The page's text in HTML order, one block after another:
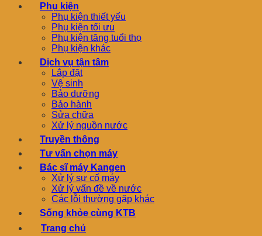
Phụ kiện
Phụ kiện thiết yếu
Phụ kiện tối ưu
Phụ kiện tăng tuổi thọ
Phụ kiện khác
Dịch vụ tận tâm
Lắp đặt
Vệ sinh
Bảo dưỡng
Bảo hành
Sửa chữa
Xử lý nguồn nước
Truyền thông
Tư vấn chọn máy
Bác sĩ máy Kangen
Xử lý sự cố máy
Xử lý vấn đề về nước
Các lỗi thường gặp khác
Sống khỏe cùng KTB
Trang chủ